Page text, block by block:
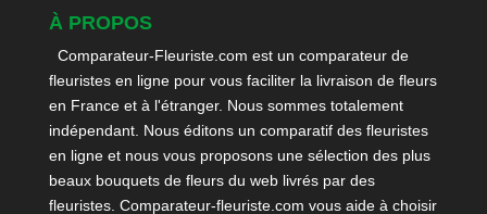
À PROPOS
Comparateur-Fleuriste.com est un comparateur de
fleuristes en ligne pour vous faciliter la livraison de fleurs
en France et à l'étranger. Nous sommes totalement
indépendant. Nous éditons un comparatif des fleuristes
en ligne et nous vous proposons une sélection des plus
beaux bouquets de fleurs du web livrés par des
fleuristes. Comparateur-fleuriste.com vous aide à choisir